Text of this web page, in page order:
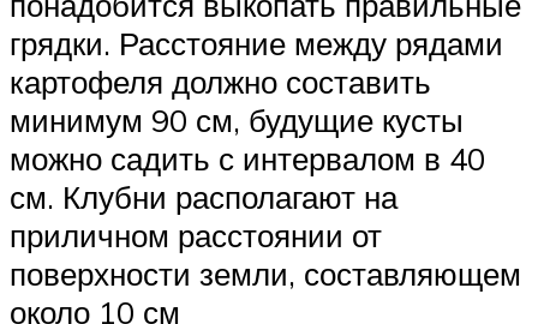
грядки. Расстояние между рядами
картофеля должно составить
минимум 90 см, будущие кусты
можно садить с интервалом в 40
см. Клубни располагают на
приличном расстоянии от
поверхности земли, составляющем
около 10 см